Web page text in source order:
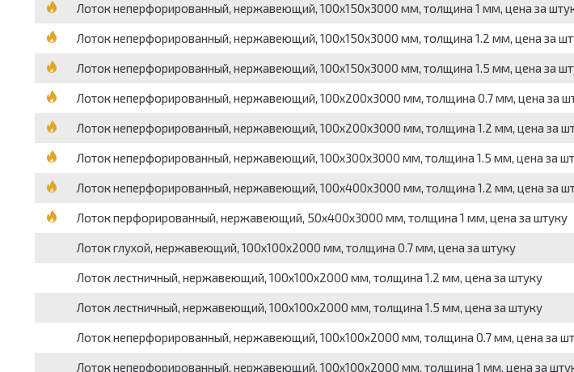
Лоток неперфорированный, нержавеющий, 100х150х3000 мм, толщина 1 мм, цена за
Лоток неперфорированный, нержавеющий, 100х150х3000 мм, толщина 1.2 мм, цена за
Лоток неперфорированный, нержавеющий, 100х150х3000 мм, толщина 1.5 мм, цена за
Лоток неперфорированный, нержавеющий, 100х200х3000 мм, толщина 0.7 мм, цена за
Лоток неперфорированный, нержавеющий, 100х200х3000 мм, толщина 1.2 мм, цена за
Лоток неперфорированный, нержавеющий, 100х300х3000 мм, толщина 1.5 мм, цена за
Лоток неперфорированный, нержавеющий, 100х400х3000 мм, толщина 1.2 мм, цена за
Лоток перфорированный, нержавеющий, 50х400х3000 мм, толщина 1 мм, цена за штуку
Лоток глухой, нержавеющий, 100х100х2000 мм, толщина 0.7 мм, цена за штуку
Лоток лестничный, нержавеющий, 100х100х2000 мм, толщина 1.2 мм, цена за штуку
Лоток лестничный, нержавеющий, 100х100х2000 мм, толщина 1.5 мм, цена за штуку
Лоток неперфорированный, нержавеющий, 100х100х2000 мм, толщина 0.7 мм, цена за
Лоток неперфорированный, нержавеющий, 100х100х2000 мм, толщина 1 мм, цена за